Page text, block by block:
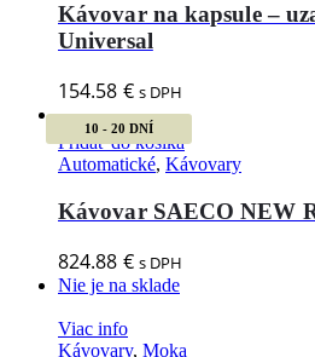
Kávovar na kapsule –
Universal
154.58 € s DPH
10 - 20 DNÍ
Pridať do košíka
Automatické, Kávovary
Kávovar SAECO NEW
824.88 € s DPH
Nie je na sklade
Viac info
Kávovary, Moka